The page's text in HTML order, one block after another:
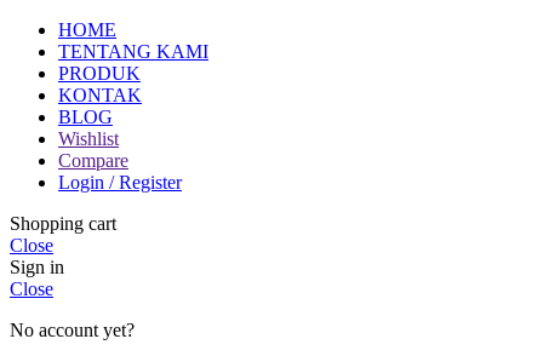
HOME
TENTANG KAMI
PRODUK
KONTAK
BLOG
Wishlist
Compare
Login / Register
Shopping cart
Close
Sign in
Close
No account yet?